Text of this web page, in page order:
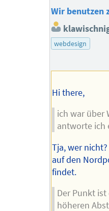
Wir benutzen
webdesign
Hi there,
ich war über
antworte ich
Tja, wer
auf den
findet.
Der Punkt
höheren